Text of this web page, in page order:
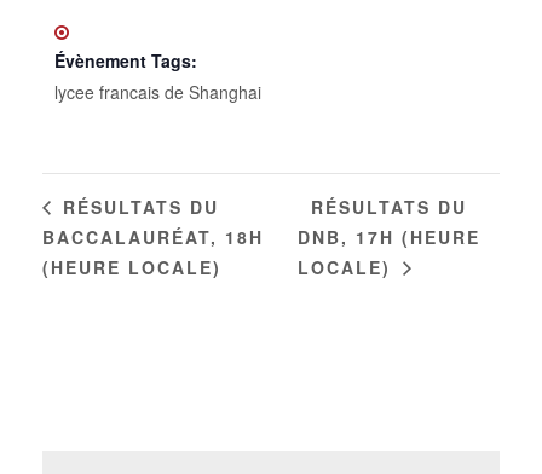
Évènement Tags:
lycee francais de Shanghai
RÉSULTATS DU
BACCALAURÉAT, 18H
(HEURE LOCALE)
RÉSULTATS DU
DNB, 17H (HEURE
LOCALE)